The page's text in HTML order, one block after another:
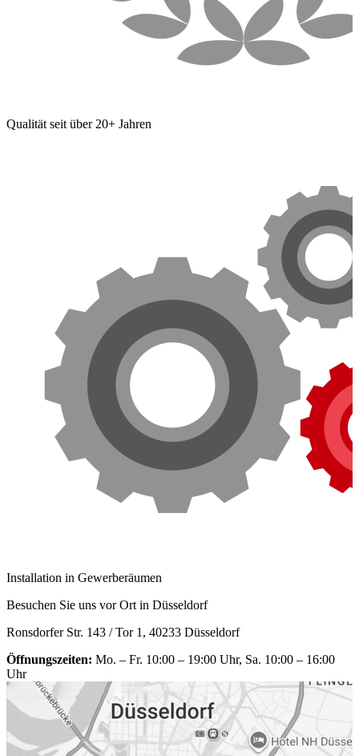
Qualität seit über 20+ Jahren
Installation in Gewerberäumen
Besuchen Sie uns vor Ort in Düsseldorf
Ronsdorfer Str. 143 / Tor 1, 40233 Düsseldorf
Öffnungszeiten: Mo. – Fr. 10:00 – 19:00 Uhr, Sa. 10:00 – 16:00
Uhr